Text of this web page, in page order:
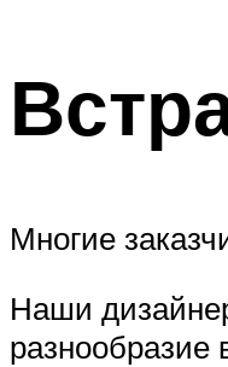
Многие
Наши
разнообразие